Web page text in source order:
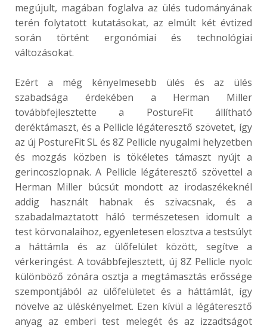
megújult, magában foglalva az ülés tudományának
terén folytatott kutatásokat, az elmúlt két évtized
során történt ergonómiai és technológiai
változásokat.
Ezért a még kényelmesebb ülés és az ülés
szabadsága érdekében a Herman Miller
továbbfejlesztette a PostureFit állítható
deréktámaszt, és a Pellicle légáteresztő szövetet, így
az új PostureFit SL és 8Z Pellicle nyugalmi helyzetben
és mozgás közben is tökéletes támaszt nyújt a
gerincoszlopnak. A Pellicle légáteresztő szövettel a
Herman Miller búcsút mondott az irodaszékeknél
addig használt habnak és szivacsnak, és a
szabadalmaztatott háló természetesen idomult a
test körvonalaihoz, egyenletesen elosztva a testsúlyt
a háttámla és az ülőfelület között, segítve a
vérkeringést. A továbbfejlesztett, új 8Z Pellicle nyolc
különböző zónára osztja a megtámasztás erőssége
szempontjából az ülőfelületet és a háttámlát, így
növelve az üléskényelmet. Ezen kívül a légáteresztő
anyag az emberi test melegét és az izzadtságot